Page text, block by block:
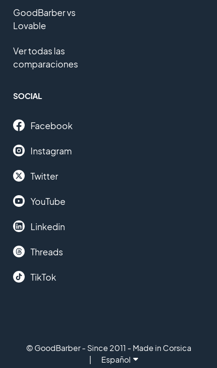
GoodBarber vs
Lovable
Ver todas las
comparaciones
SOCIAL
Facebook
Instagram
Twitter
YouTube
Linkedin
Threads
TikTok
© GoodBarber - Since 2011 - Made in Corsica
Español